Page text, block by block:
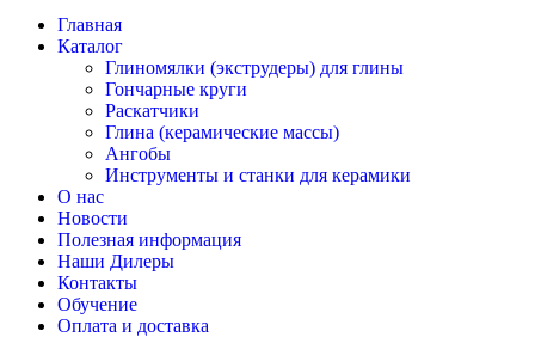
Главная
Каталог
Глиномялки (экструдеры) для глины
Гончарные круги
Раскатчики
Глина (керамические массы)
Ангобы
Инструменты и станки для керамики
О нас
Новости
Полезная информация
Наши Дилеры
Контакты
Обучение
Оплата и доставка